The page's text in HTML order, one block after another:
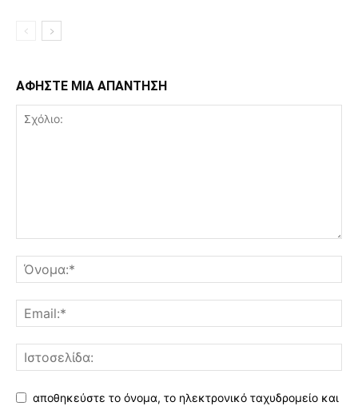
ΑΦΗΣΤΕ ΜΙΑ ΑΠΑΝΤΗΣΗ
αποθηκεύστε το όνομα, το ηλεκτρονικό ταχυδρομείο και